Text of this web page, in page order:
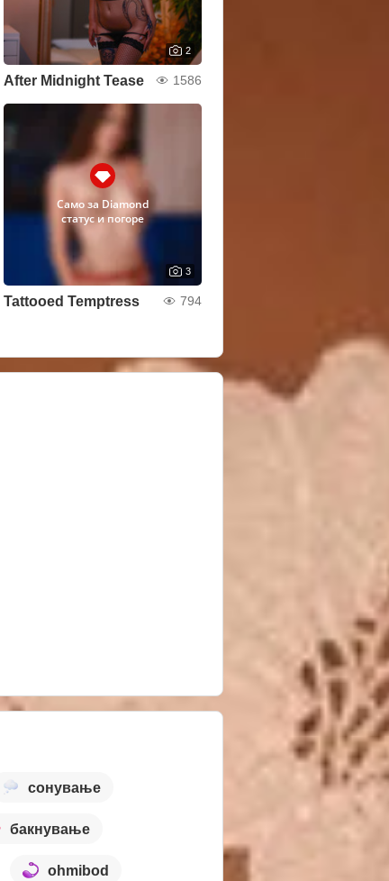
2
After Midnight Tease 1586
Само за Diamond
статус и погоре
3
Tattooed Temptress 794
сонување
бакнување
ohmibod